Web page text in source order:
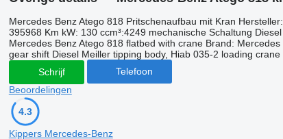
Mercedes Benz Atego 818 Pritschenaufbau mit Kran
395968 Km kW: 130 ccm³:4249 mechanische Schaltung
Mercedes Benz Atego 818 flatbed with crane Brand:
gear shift Diesel Meiller tipping body, Hiab 035-2 loading
Schrijf
Telefoon
Beoordelingen
4.3
Kippers Mercedes-Benz